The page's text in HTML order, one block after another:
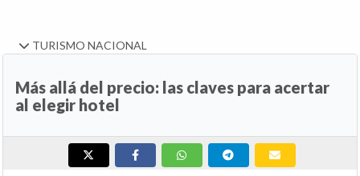
TURISMO NACIONAL
Más allá del precio: las claves para acertar
al elegir hotel